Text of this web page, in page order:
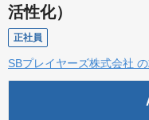
活性化）
正社員
SBプレイヤーズ株式会社